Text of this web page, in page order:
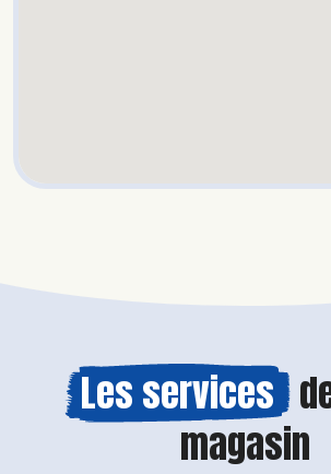
Les services
magasin